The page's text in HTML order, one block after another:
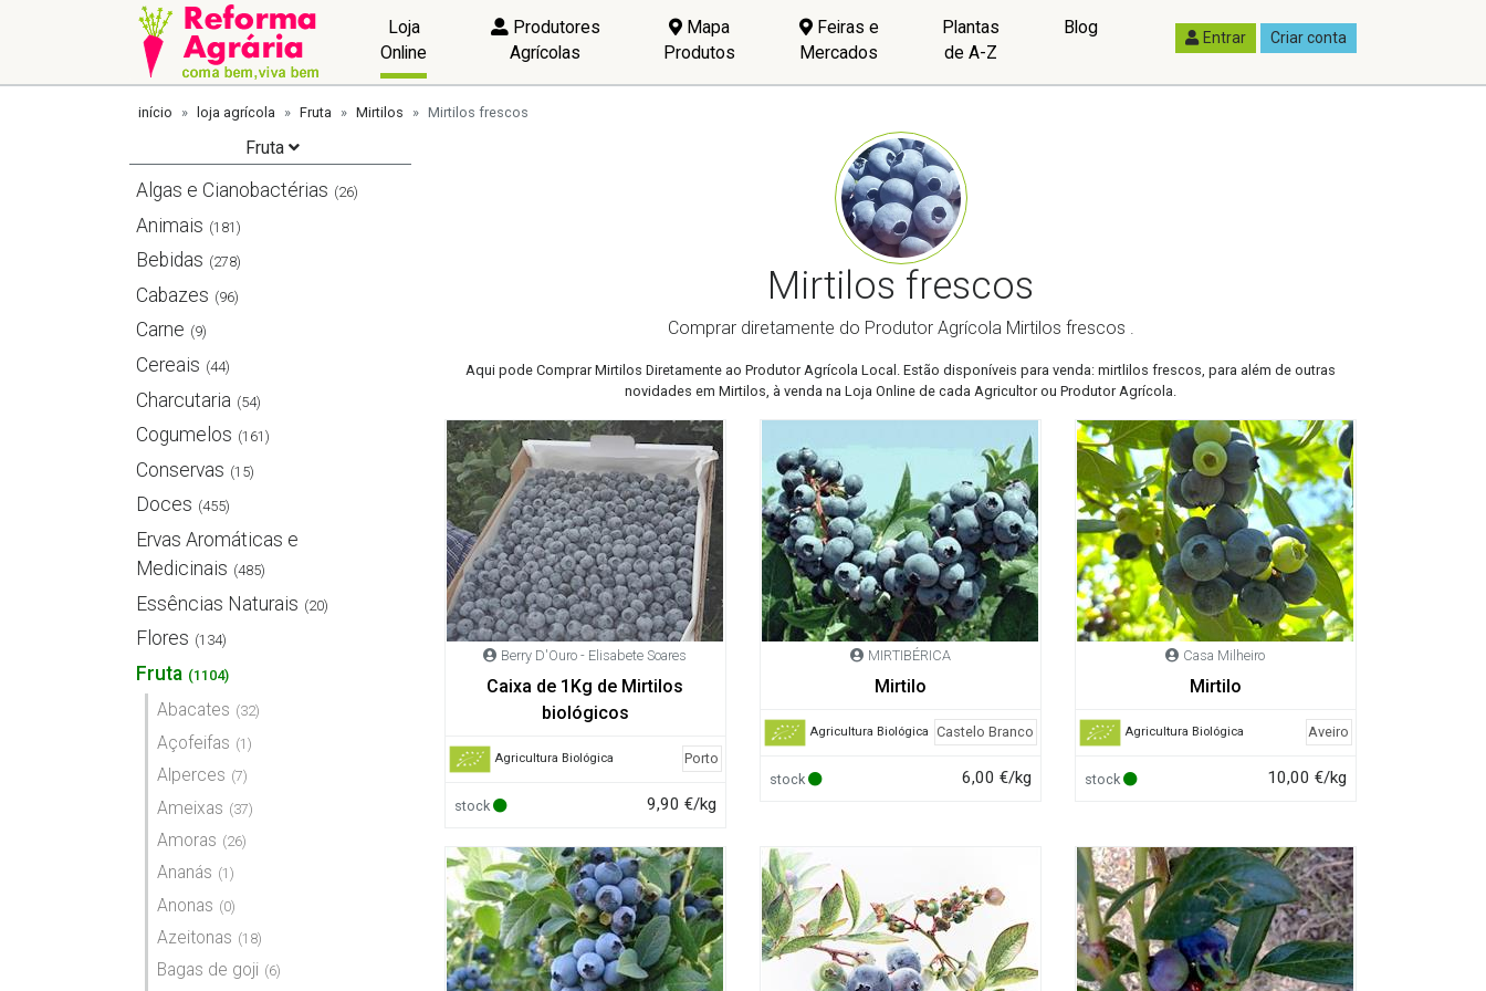
Loja
Online
Produtores
Agrícolas
Mapa
Produtos
Feiras e
Mercados
Plantas
de A-Z
Blog Entrar Criar conta
início loja agrícola Fruta Mirtilos Mirtilos frescos
Fruta
Algas e Cianobactérias (26)
Animais (181)
Bebidas (278)
Cabazes (96)
Carne (9)
Cereais (44)
Charcutaria (54)
Cogumelos (161)
Conservas (15)
Doces (455)
Ervas Aromáticas e
Medicinais (485)
Essências Naturais (20)
Flores (134)
Fruta (1104)
Abacates (32)
Açofeifas (1)
Alperces (7)
Ameixas (37)
Amoras (26)
Ananás (1)
Anonas (0)
Azeitonas (18)
Bagas de goji (6)
Mirtilos frescos
Comprar diretamente do Produtor Agrícola Mirtilos frescos .
Aqui pode Comprar Mirtilos Diretamente ao Produtor Agrícola Local. Estão disponíveis para venda: mirtlilos frescos, para além de outras
novidades em Mirtilos, à venda na Loja Online de cada Agricultor ou Produtor Agrícola.
Berry D'Ouro - Elisabete Soares
Caixa de 1Kg de Mirtilos
biológicos
Agricultura Biológica Porto
stock 9,90 €/kg
MIRTIBÉRICA
Mirtilo
Agricultura Biológica Castelo Branco
stock 6,00 €/kg
Casa Milheiro
Mirtilo
Agricultura Biológica Aveiro
stock 10,00 €/kg